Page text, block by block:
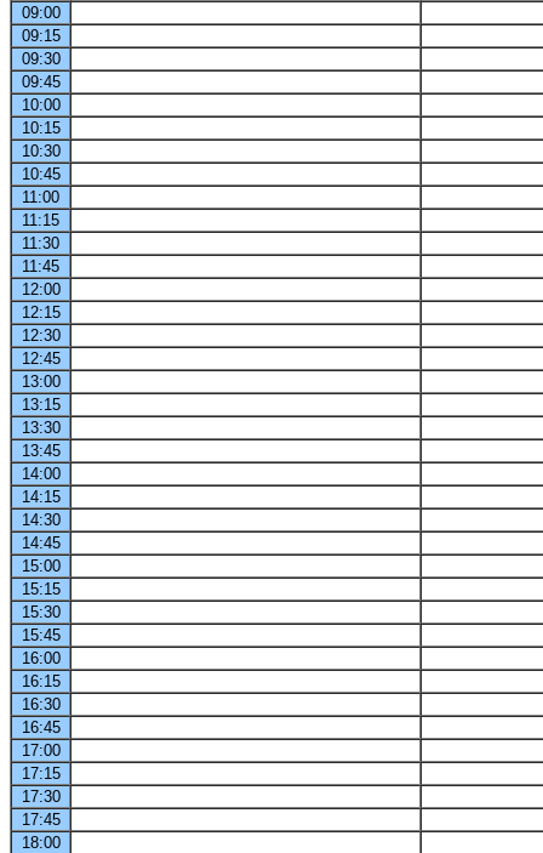
09:00
09:15
09:30
09:45
10:00
10:15
10:30
10:45
11:00
11:15
11:30
11:45
12:00
12:15
12:30
12:45
13:00
13:15
13:30
13:45
14:00
14:15
14:30
14:45
15:00
15:15
15:30
15:45
16:00
16:15
16:30
16:45
17:00
17:15
17:30
17:45
18:00